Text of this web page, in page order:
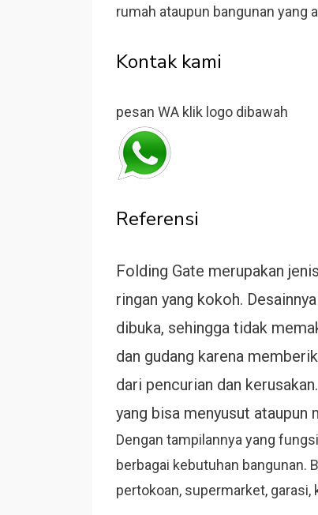
rumah ataupun bangunan yang
Kontak kami
pesan WA klik logo dibawah
Referensi
Folding Gate merupakan
ringan yang kokoh.
dibuka, sehingga tidak
dan gudang karena
dari pencurian dan
yang bisa menyusut ataupun
Dengan tampilannya yang
berbagai kebutuhan bangunan.
pertokoan, supermarket, garasi,